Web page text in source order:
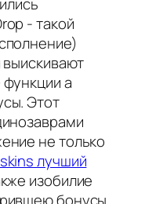
- такой
выискивают
а
Этот
не только
лучший
изобилие